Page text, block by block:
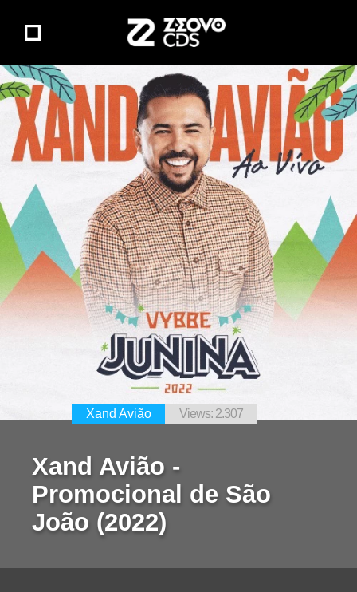
Xand Avião -
Promocional de São
João (2022)
Xand Avião Views: 2.307